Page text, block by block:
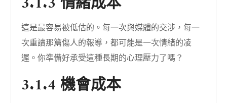
這是最容易被低估的。每一次與媒體的交涉，每一
次重讀那篇傷人的報導，都可能是一次情緒的凌
遲。你準備好承受這種長期的心理壓力了嗎？
3.1.4 機會成本